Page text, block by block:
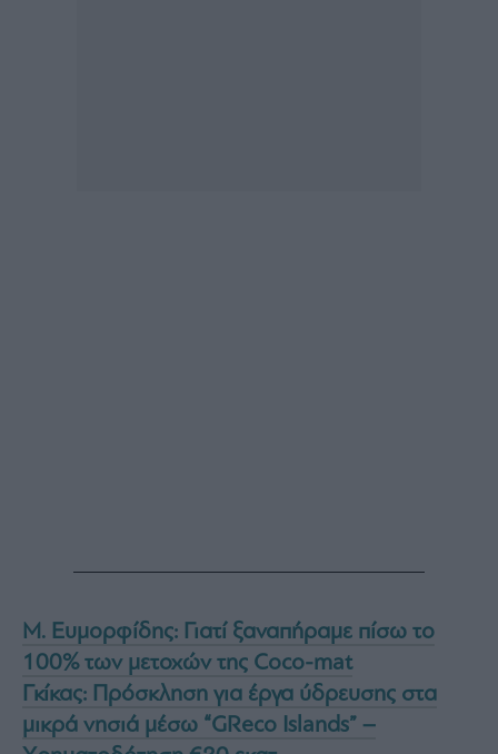
Μ. Ευμορφίδης: Γιατί ξαναπήραμε πίσω το
100% των μετοχών της Coco-mat
Γκίκας: Πρόσκληση για έργα ύδρευσης στα
μικρά νησιά μέσω “GReco Islands” –